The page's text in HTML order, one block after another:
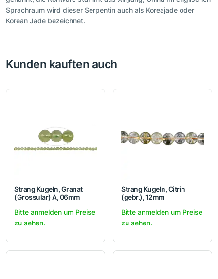
Sprachraum wird dieser Serpentin auch als Koreajade oder
Korean Jade bezeichnet.
Kunden kauften auch
Strang Kugeln, Granat
(Grossular) A, 06mm
Bitte anmelden um Preise
zu sehen.
Strang Kugeln, Citrin
(gebr.), 12mm
Bitte anmelden um Preise
zu sehen.